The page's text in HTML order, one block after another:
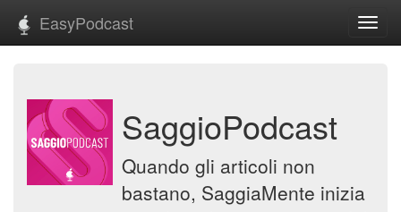
EasyPodcast
SaggioPodcast
Quando gli articoli non
bastano, SaggiaMente inizia